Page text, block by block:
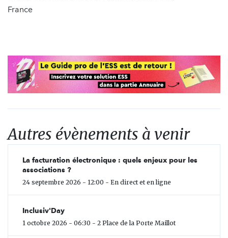
France
Autres évènements à venir
La facturation électronique : quels enjeux pour les
associations ?
24 septembre 2026 - 12:00 - En direct et en ligne
Inclusiv'Day
1 octobre 2026 - 06:30 - 2 Place de la Porte Maillot